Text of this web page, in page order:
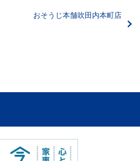
おそうじ本舗吹田内本町店